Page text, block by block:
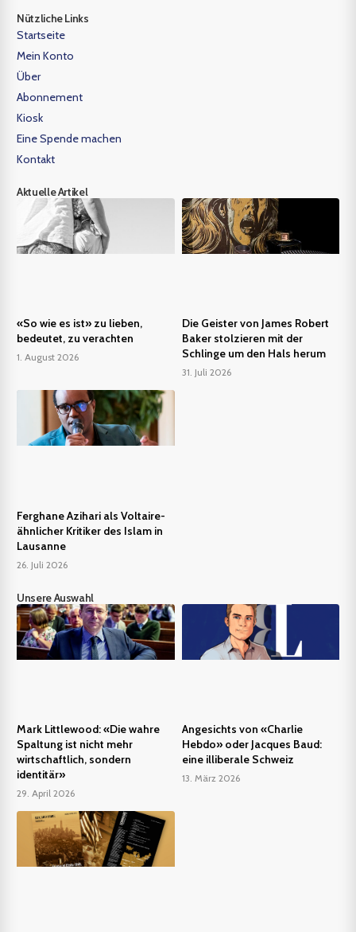
Nützliche Links
Startseite
Mein Konto
Über
Abonnement
Kiosk
Eine Spende machen
Kontakt
Aktuelle Artikel
«So wie es ist» zu lieben,
bedeutet, zu verachten
1. August 2026
Die Geister von James Robert
Baker stolzieren mit der
Schlinge um den Hals herum
31. Juli 2026
Ferghane Azihari als Voltaire-
ähnlicher Kritiker des Islam in
Lausanne
26. Juli 2026
Unsere Auswahl
Mark Littlewood: «Die wahre
Spaltung ist nicht mehr
wirtschaftlich, sondern
identitär»
29. April 2026
Angesichts von «Charlie
Hebdo» oder Jacques Baud:
eine illiberale Schweiz
13. März 2026